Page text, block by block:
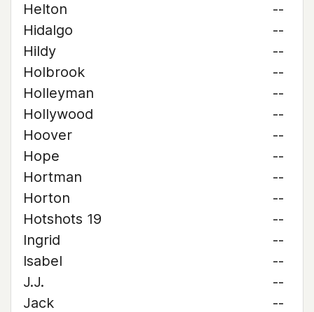
Helton
--
Hidalgo
--
Hildy
--
Holbrook
--
Holleyman
--
Hollywood
--
Hoover
--
Hope
--
Hortman
--
Horton
--
Hotshots 19
--
Ingrid
--
Isabel
--
J.J.
--
Jack
--